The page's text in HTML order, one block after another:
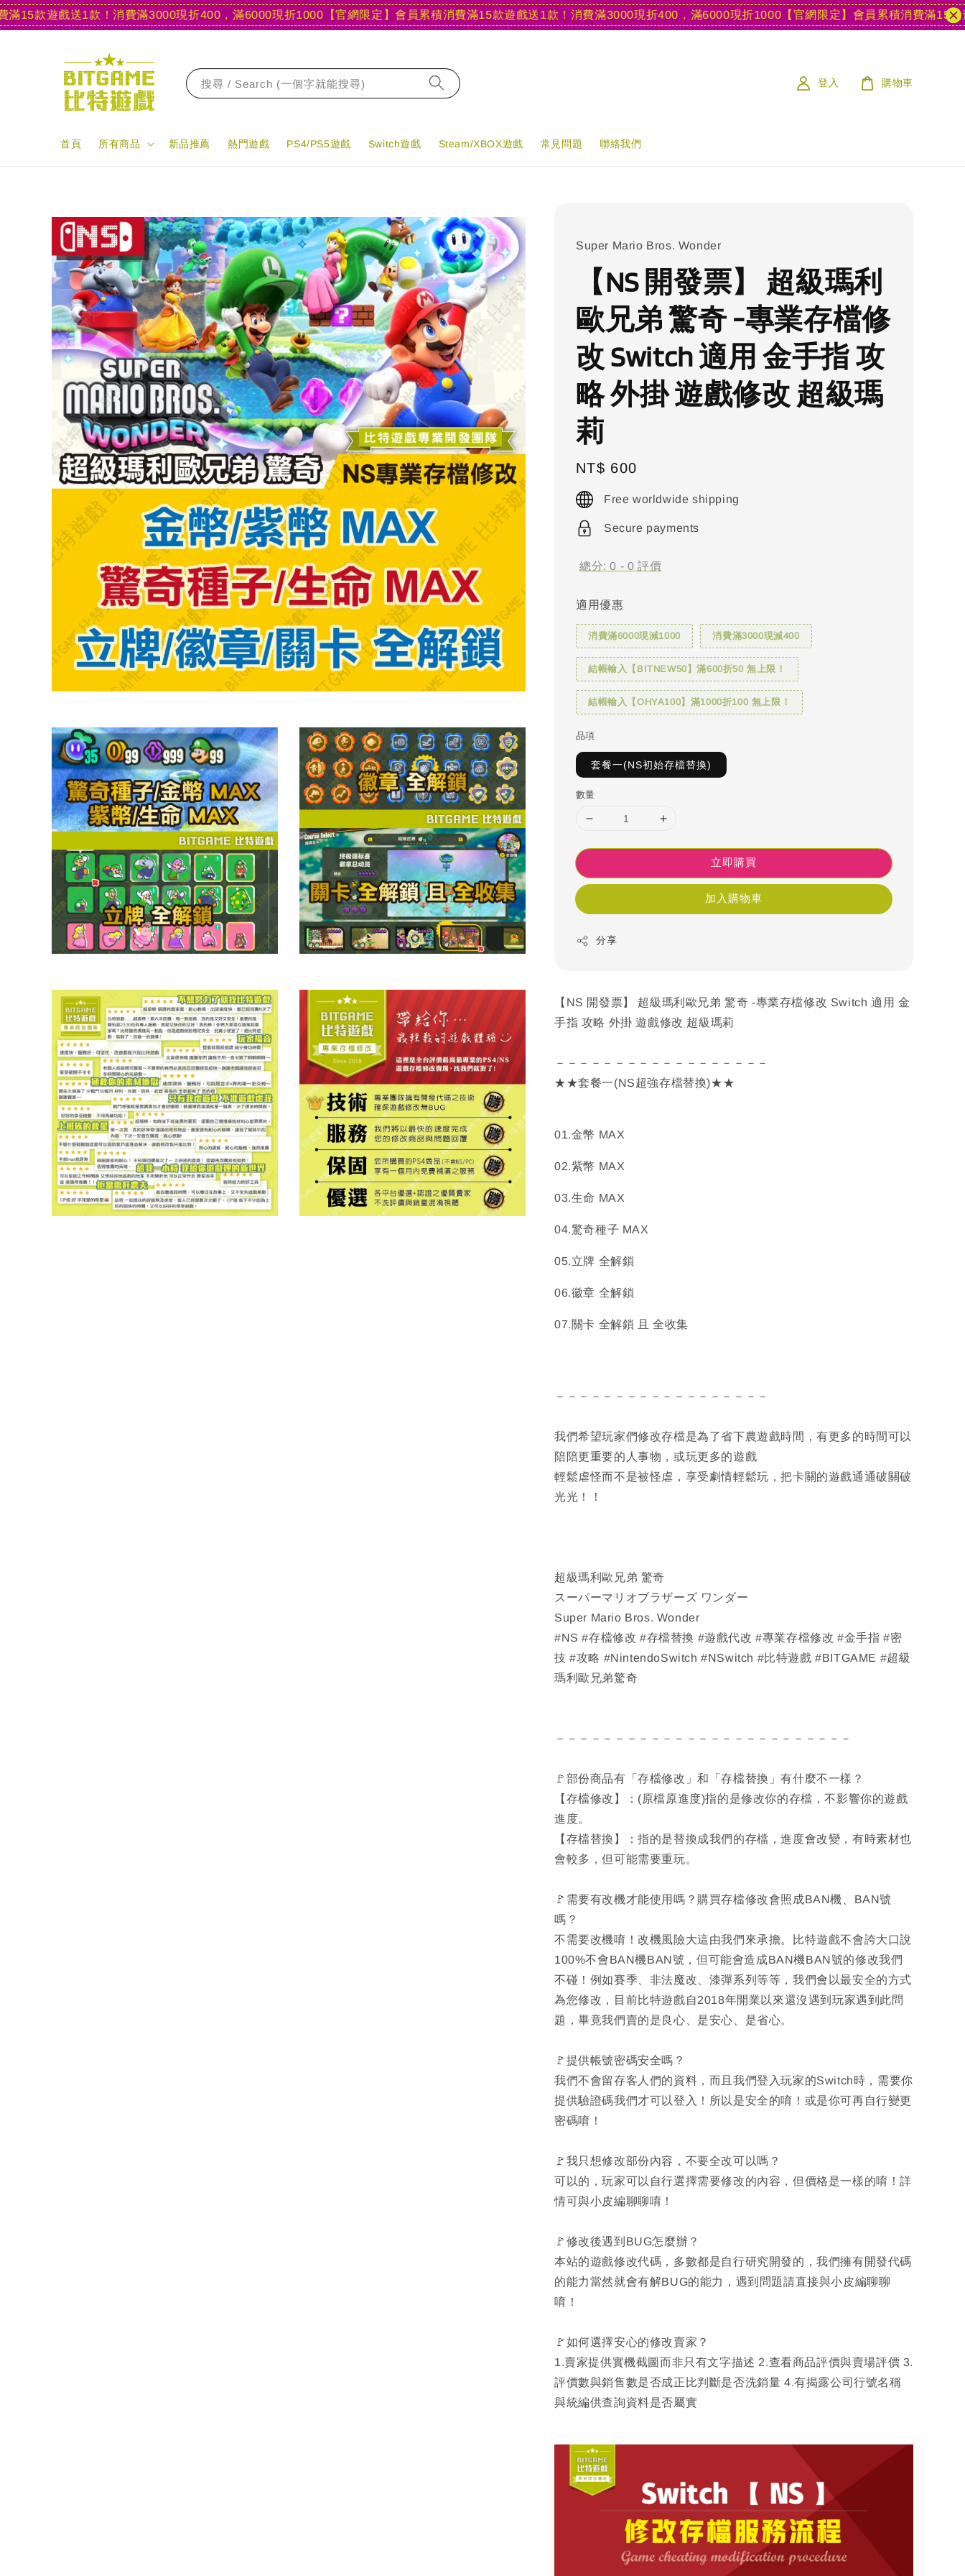
遊戲送1款！消費滿3000現折400，滿6000現折1000【官網限定】會員累積消費滿15款遊戲送1款！消費滿3000現折400，滿6000現折1000【官網限定】會員累積消費滿15款遊戲
搜尋 / Search (一個字就能搜尋)
首頁 所有商品 新品推薦 熱門遊戲 PS4/PS5遊戲 Switch遊戲 Steam/XBOX遊戲 常見問題 聯絡我們
登入 購物車
Super Mario Bros. Wonder
【NS 開發票】 超級瑪利
歐兄弟 驚奇 -專業存檔修
改 Switch 適用 金手指 攻
略 外掛 遊戲修改 超級瑪
莉
Regular
price
NT$ 600
Free worldwide shipping
Secure payments
總分:0 - 0 評價
適用優惠
消費滿6000現減1000 消費滿3000現減400
結帳輸入【BITNEW50】滿600折50 無上限！
結帳輸入【OHYA100】滿1000折100 無上限！
品項
套餐一(NS初始存檔替換)
數量
立即購買
加入購物車
分享
【NS 開發票】 超級瑪利歐兄弟 驚奇 -專業存檔修改 Switch 適用 金
手指 攻略 外掛 遊戲修改 超級瑪莉
－－－－－－－－－－－－－－－－－－
★★套餐一(NS超強存檔替換)★★
01.金幣 MAX
02.紫幣 MAX
03.生命 MAX
04.驚奇種子 MAX
05.立牌 全解鎖
06.徽章 全解鎖
07.關卡 全解鎖 且 全收集
－－－－－－－－－－－－－－－－－－
我們希望玩家們修改存檔是為了省下農遊戲時間，有更多的時間可以
陪陪更重要的人事物，或玩更多的遊戲
輕鬆虐怪而不是被怪虐，享受劇情輕鬆玩，把卡關的遊戲通通破關破
光光！！
超級瑪利歐兄弟 驚奇
スーパーマリオブラザーズ ワンダー
Super Mario Bros. Wonder
#NS #存檔修改 #存檔替換 #遊戲代改 #專業存檔修改 #金手指 #密
技 #攻略 #NintendoSwitch #NSwitch #比特遊戲 #BITGAME #超級
瑪利歐兄弟驚奇
－－－－－－－－－－－－－－－－－－－－－－－－－
🚩部份商品有「存檔修改」和「存檔替換」有什麼不一樣？
【存檔修改】：(原檔原進度)指的是修改你的存檔，不影響你的遊戲
進度。
【存檔替換】：指的是替換成我們的存檔，進度會改變，有時素材也
會較多，但可能需要重玩。
🚩需要有改機才能使用嗎？購買存檔修改會照成BAN機、BAN號
嗎？
不需要改機唷！改機風險大這由我們來承擔。比特遊戲不會誇大口說
100%不會BAN機BAN號，但可能會造成BAN機BAN號的修改我們
不碰！例如賽季、非法魔改、漆彈系列等等，我們會以最安全的方式
為您修改，目前比特遊戲自2018年開業以來還沒遇到玩家遇到此問
題，畢竟我們賣的是良心、是安心、是省心。
🚩提供帳號密碼安全嗎？
我們不會留存客人們的資料，而且我們登入玩家的Switch時，需要你
提供驗證碼我們才可以登入！所以是安全的唷！或是你可再自行變更
密碼唷！
🚩我只想修改部份內容，不要全改可以嗎？
可以的，玩家可以自行選擇需要修改的內容，但價格是一樣的唷！詳
情可與小皮編聊聊唷！
🚩修改後遇到BUG怎麼辦？
本站的遊戲修改代碼，多數都是自行研究開發的，我們擁有開發代碼
的能力當然就會有解BUG的能力，遇到問題請直接與小皮編聊聊
唷！
🚩如何選擇安心的修改賣家？
1.賣家提供實機截圖而非只有文字描述 2.查看商品評價與賣場評價 3.
評價數與銷售數是否成正比判斷是否洗銷量 4.有揭露公司行號名稱
與統編供查詢資料是否屬實